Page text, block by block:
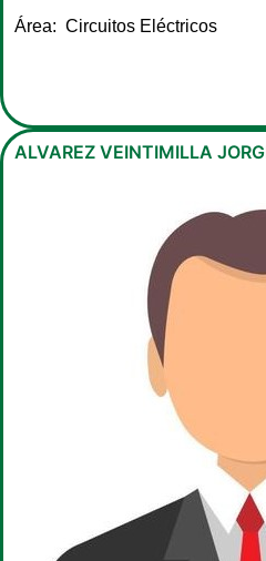
Área: Circuitos Eléctricos
ALVAREZ VEINTIMILLA